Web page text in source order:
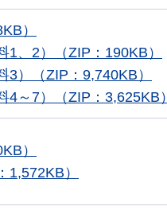
）
1、2）（ZIP：190KB）
3）（ZIP：9,740KB）
4～7）（ZIP：3,625KB）
）
1,572KB）